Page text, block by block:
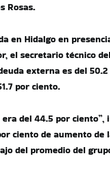
Rosas.
en Hidalgo en
el secretario técnico del
externa es del
por ciento.
del 44.5 por ciento”,
ciento de aumento de
del promedio del